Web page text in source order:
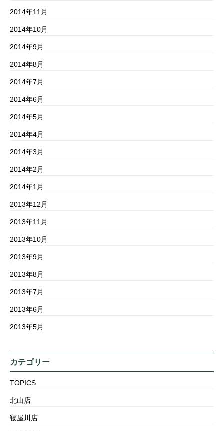
2014年11月
2014年10月
2014年9月
2014年8月
2014年7月
2014年6月
2014年5月
2014年4月
2014年3月
2014年2月
2014年1月
2013年12月
2013年11月
2013年10月
2013年9月
2013年8月
2013年7月
2013年6月
2013年5月
カテゴリー
TOPICS
北山店
寝屋川店